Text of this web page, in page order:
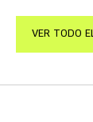
VER TODO